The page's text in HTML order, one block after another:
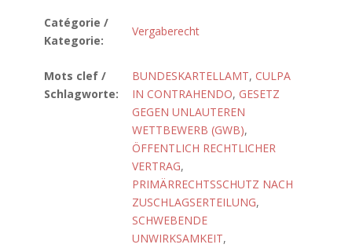
Catégorie /
Kategorie:
Vergaberecht
Mots clef /
Schlagworte:
BUNDESKARTELLAMT, CULPA
IN CONTRAHENDO, GESETZ
GEGEN UNLAUTEREN
WETTBEWERB (GWB),
ÖFFENTLICH RECHTLICHER
VERTRAG,
PRIMÄRRECHTSSCHUTZ NACH
ZUSCHLAGSERTEILUNG,
SCHWEBENDE
UNWIRKSAMKEIT,